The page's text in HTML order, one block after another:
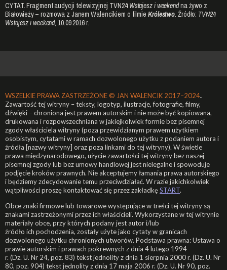
CYTAT. Fragment audycji telewizyjnej TVN24Wstajesz i weekendna żywo z
Białowieży – rozmowa z Janem Walencikiem o filmie Królestwo. Źródło: TVN24
Wstajesz i weekend, 10.09.2016 r.
WSZELKIE PRAWA ZASTRZEŻONE © JAN WALENCIK 2017–2024.
Zawartość tej witryny – teksty, logotyp, ilustracje, fotografie, filmy,
dźwięki – chroniona jest prawem autorskim i nie może być kopiowana,
drukowana i rozpowszechniana w jakiejkolwiek formie bez pisemnej
zgody właściciela witryny (poza przewidzianym prawem użytkiem
osobistym, cytatami w ramach dozwolonego użytku z podaniem autora i
źródła [nazwy witryny] oraz poza linkami do tej witryny). W świetle
prawa międzynarodowego, użycie zawartości tej witryny bez naszej
pisemnej zgody lub bez umowy handlowej jest nielegalne i spowoduje
podjęcie kroków prawnych. Nie akceptujemy łamania prawa autorskiego
i będziemy zdecydowanie temu przeciwdziałać. W razie jakichkolwiek
wątpliwości proszę kontaktować się przez zakładkęSTART.
Obce znaki firmowe lub towarowe występujące w treści tej witryny są
znakami zastrzeżonymi przez ich właścicieli. Wykorzystane w tej witrynie
materiały obce, przy których podany jest autor i/lub
źródło ich pochodzenia, zostały użyte jako cytaty w granicach
dozwolonego użytku chronionych utworów. Podstawa prawna: Ustawa o
prawie autorskim i prawach pokrewnych z dnia 4 lutego 1994
r. (Dz. U. Nr 24, poz. 83) tekst jednolity z dnia 1 sierpnia 2000 r. (Dz. U. Nr
80, poz. 904) tekst jednolity z dnia 17 maja 2006 r. (Dz. U. Nr 90, poz.